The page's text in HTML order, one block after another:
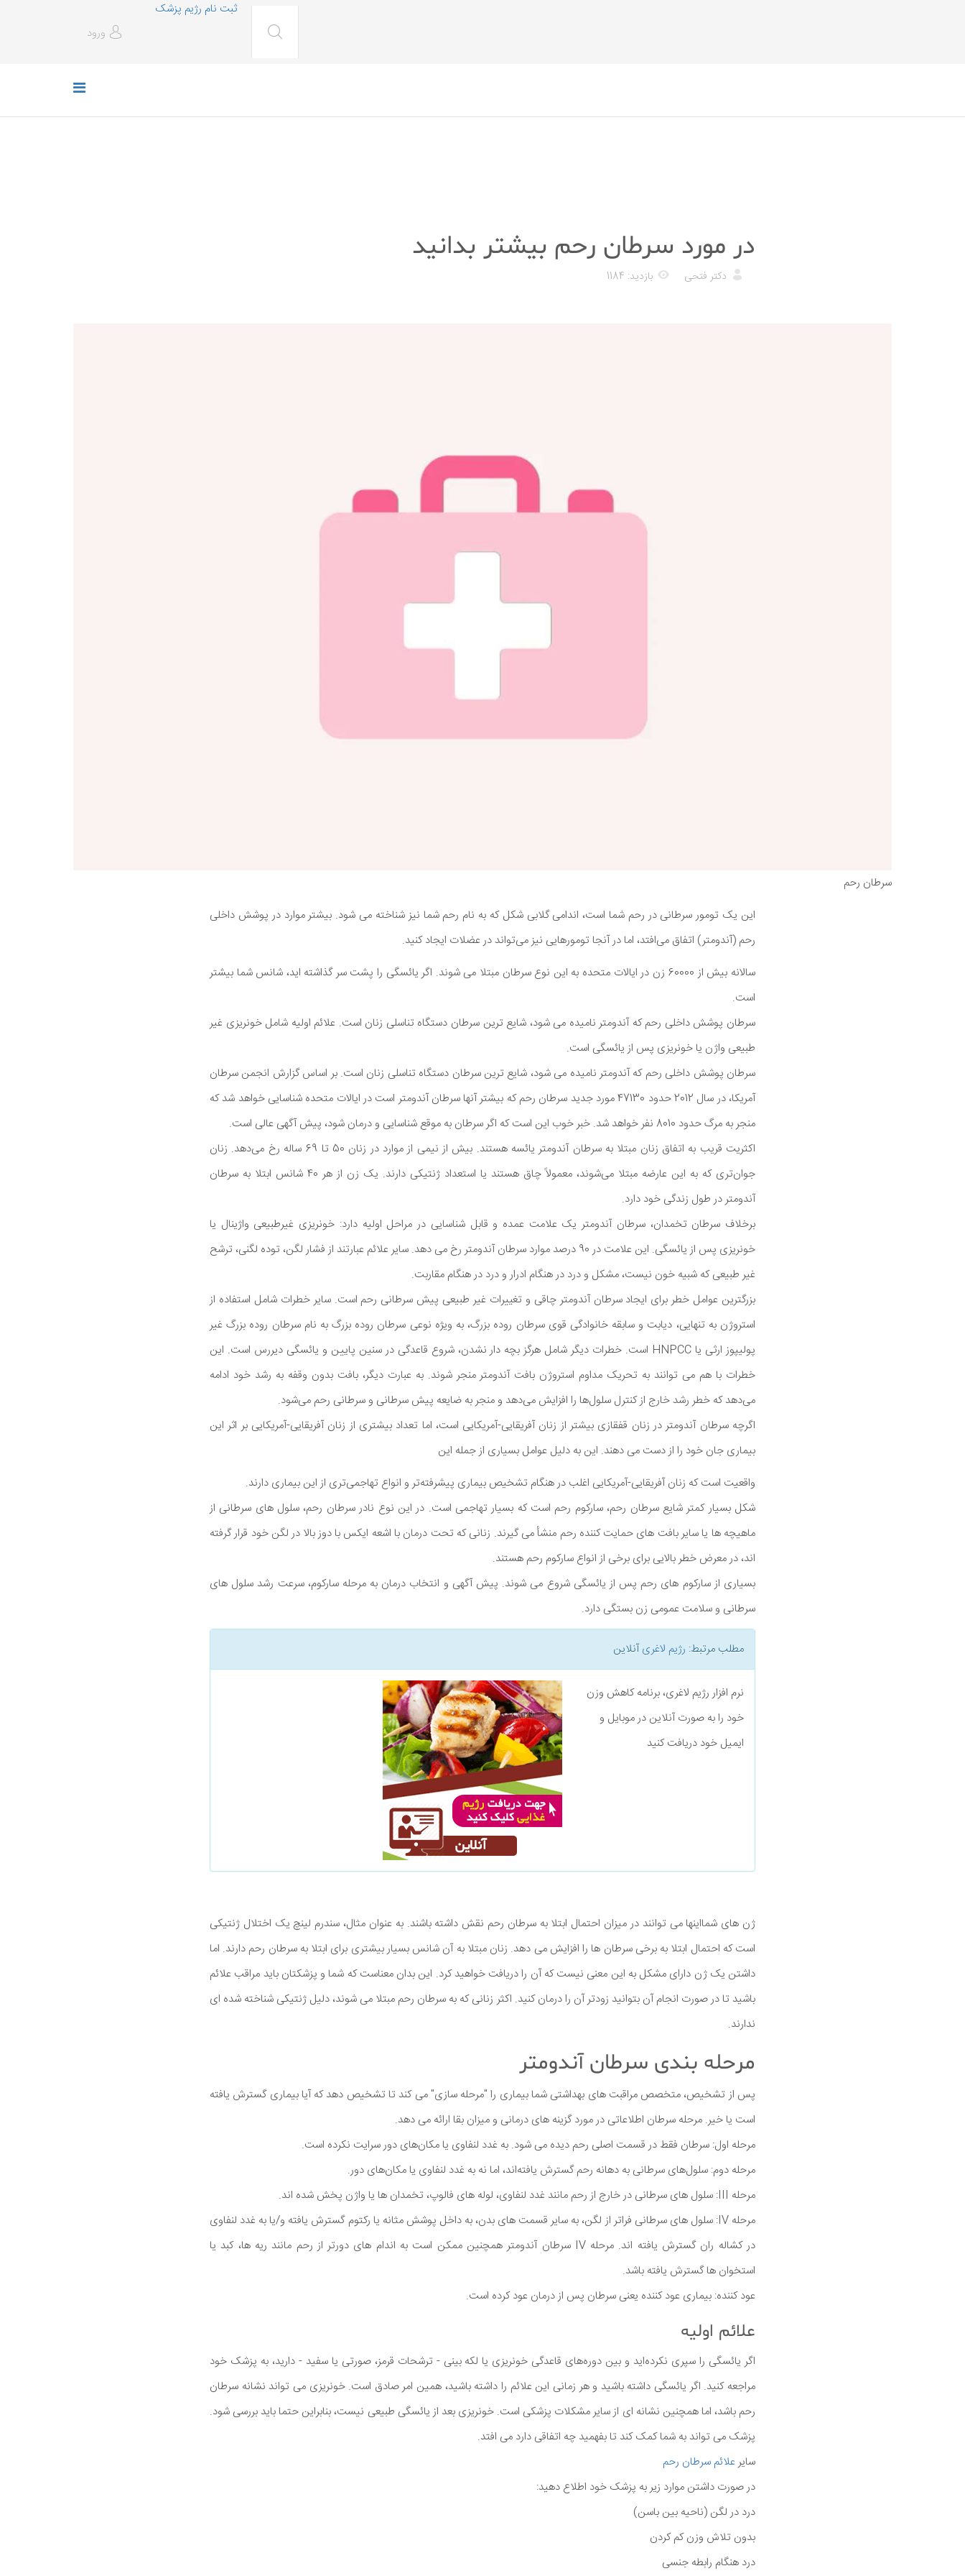
ثبت نام رژیم پزشک
ورود
در مورد سرطان رحم بیشتر بدانید
دکتر فتحی بازدید: 1184
سرطان رحم
این یک تومور سرطانی در رحم شما است، اندامی گلابی شکل که به نام رحم شما نیز شناخته می شود. بیشتر موارد در پوشش داخلی
رحم (آندومتر) اتفاق می‌افتد، اما در آنجا تومورهایی نیز می‌تواند در عضلات ایجاد کنید.
سالانه بیش از 60000 زن در ایالات متحده به این نوع سرطان مبتلا می شوند. اگر یائسگی را پشت سر گذاشته اید، شانس شما بیشتر
است.
سرطان پوشش داخلی رحم که آندومتر نامیده می شود، شایع ترین سرطان دستگاه تناسلی زنان است. علائم اولیه شامل خونریزی غیر
طبیعی واژن یا خونریزی پس از یائسگی است.
سرطان پوشش داخلی رحم که آندومتر نامیده می شود، شایع ترین سرطان دستگاه تناسلی زنان است. بر اساس گزارش انجمن سرطان
آمریکا، در سال 2012 حدود 47130 مورد جدید سرطان رحم که بیشتر آنها سرطان آندومتر است در ایالات متحده شناسایی خواهد شد که
منجر به مرگ حدود 8010 نفر خواهد شد. خبر خوب این است که اگر سرطان به موقع شناسایی و درمان شود، پیش آگهی عالی است.
اکثریت قریب به اتفاق زنان مبتلا به سرطان آندومتر یائسه هستند. بیش از نیمی از موارد در زنان 50 تا 69 ساله رخ می‌دهد. زنان
جوان‌تری که به این عارضه مبتلا می‌شوند، معمولاً چاق هستند یا استعداد ژنتیکی دارند. یک زن از هر 40 شانس ابتلا به سرطان
آندومتر در طول زندگی خود دارد.
برخلاف سرطان تخمدان، سرطان آندومتر یک علامت عمده و قابل شناسایی در مراحل اولیه دارد: خونریزی غیرطبیعی واژینال یا
خونریزی پس از یائسگی. این علامت در 90 درصد موارد سرطان آندومتر رخ می دهد. سایر علائم عبارتند از فشار لگن، توده لگنی، ترشح
غیر طبیعی که شبیه خون نیست، مشکل و درد در هنگام ادرار و درد در هنگام مقاربت.
بزرگترین عوامل خطر برای ایجاد سرطان آندومتر چاقی و تغییرات غیر طبیعی پیش سرطانی رحم است. سایر خطرات شامل استفاده از
استروژن به تنهایی، دیابت و سابقه خانوادگی قوی سرطان روده بزرگ، به ویژه نوعی سرطان روده بزرگ به نام سرطان روده بزرگ غیر
پولیپوز ارثی یا HNPCC است. خطرات دیگر شامل هرگز بچه دار نشدن، شروع قاعدگی در سنین پایین و یائسگی دیررس است. این
خطرات با هم می توانند به تحریک مداوم استروژن بافت آندومتر منجر شوند. به عبارت دیگر، بافت بدون وقفه به رشد خود ادامه
می‌دهد که خطر رشد خارج از کنترل سلول‌ها را افزایش می‌دهد و منجر به ضایعه پیش سرطانی و سرطانی رحم می‌شود.
اگرچه سرطان آندومتر در زنان قفقازی بیشتر از زنان آفریقایی-آمریکایی است، اما تعداد بیشتری از زنان آفریقایی-آمریکایی بر اثر این
بیماری جان خود را از دست می دهند. این به دلیل عوامل بسیاری از جمله این
واقعیت است که زنان آفریقایی-آمریکایی اغلب در هنگام تشخیص بیماری پیشرفته‌تر و انواع تهاجمی‌تری از این بیماری دارند.
شکل بسیار کمتر شایع سرطان رحم، سارکوم رحم است که بسیار تهاجمی است. در این نوع نادر سرطان رحم، سلول های سرطانی از
ماهیچه ها یا سایر بافت های حمایت کننده رحم منشأ می گیرند. زنانی که تحت درمان با اشعه ایکس با دوز بالا در لگن خود قرار گرفته
اند، در معرض خطر بالایی برای برخی از انواع سارکوم رحم هستند.
بسیاری از سارکوم های رحم پس از یائسگی شروع می شوند. پیش آگهی و انتخاب درمان به مرحله سارکوم، سرعت رشد سلول های
سرطانی و سلامت عمومی زن بستگی دارد.
مطلب مرتبط: رژیم لاغریآنلاین
نرم افزار رژیم لاغری، برنامه کاهش وزن
خود را به صورت آنلاین در موبایل و
ایمیل خود دریافت کنید
ژن های شمااینها می توانند در میزان احتمال ابتلا به سرطان رحم نقش داشته باشند. به عنوان مثال، سندرم لینچ یک اختلال ژنتیکی
است که احتمال ابتلا به برخی سرطان ها را افزایش می دهد. زنان مبتلا به آن شانس بسیار بیشتری برای ابتلا به سرطان رحم دارند. اما
داشتن یک ژن دارای مشکل به این معنی نیست که آن را دریافت خواهید کرد. این بدان معناست که شما و پزشکتان باید مراقب علائم
باشید تا در صورت انجام آن بتوانید زودتر آن را درمان کنید. اکثر زنانی که به سرطان رحم مبتلا می شوند، دلیل ژنتیکی شناخته شده ای
ندارند.
مرحله بندی سرطان آندومتر
پس از تشخیص، متخصص مراقبت های بهداشتی شما بیماری را "مرحله سازی" می کند تا تشخیص دهد که آیا بیماری گسترش یافته
است یا خیر. مرحله سرطان اطلاعاتی در مورد گزینه های درمانی و میزان بقا ارائه می دهد.
مرحله اول: سرطان فقط در قسمت اصلی رحم دیده می شود. به غدد لنفاوی یا مکان‌های دور سرایت نکرده است.
مرحله دوم: سلول‌های سرطانی به دهانه رحم گسترش یافته‌اند، اما نه به غدد لنفاوی یا مکان‌های دور.
مرحله III: سلول های سرطانی در خارج از رحم مانند غدد لنفاوی، لوله های فالوپ، تخمدان ها یا واژن پخش شده اند.
مرحله IV: سلول های سرطانی فراتر از لگن، به سایر قسمت های بدن، به داخل پوشش مثانه یا رکتوم گسترش یافته و/یا به غدد لنفاوی
در کشاله ران گسترش یافته اند. مرحله IV سرطان آندومتر همچنین ممکن است به اندام های دورتر از رحم مانند ریه ها، کبد یا
استخوان ها گسترش یافته باشد.
عود کننده: بیماری عود کننده یعنی سرطان پس از درمان عود کرده است.
علائم اولیه
اگر یائسگی را سپری نکرده‌اید و بین دوره‌های قاعدگی خونریزی یا لکه بینی - ترشحات قرمز، صورتی یا سفید - دارید، به پزشک خود
مراجعه کنید. اگر یائسگی داشته باشید و هر زمانی این علائم را داشته باشید، همین امر صادق است. خونریزی می تواند نشانه سرطان
رحم باشد، اما همچنین نشانه ای از سایر مشکلات پزشکی است. خونریزی بعد از یائسگی طبیعی نیست، بنابراین حتما باید بررسی شود.
پزشک می تواند به شما کمک کند تا بفهمید چه اتفاقی دارد می افتد.
سایر علائم سرطان رحم
در صورت داشتن موارد زیر به پزشک خود اطلاع دهید:
درد در لگن (ناحیه بین باسن)
بدون تلاش وزن کم کردن
درد هنگام رابطه جنسی